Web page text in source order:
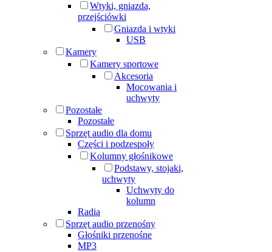
Wtyki, gniazda,
przejściówki
Gniazda i wtyki
USB
Kamery
Kamery sportowe
Akcesoria
Mocowania i
uchwyty
Pozostałe
Pozostałe
Sprzęt audio dla domu
Części i podzespoły
Kolumny głośnikowe
Podstawy, stojaki,
uchwyty
Uchwyty do
kolumn
Radia
Sprzęt audio przenośny
Głośniki przenośne
MP3